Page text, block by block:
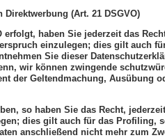
(Art. 21 DSGVO)
haben Sie jederzeit das
einzulegen; dies gilt auch
Sie dieser
wir können zwingende
der Geltendmachung, Ausübung
so haben Sie das Recht,
dies gilt auch für das Profiling,
anschließend nicht mehr zum